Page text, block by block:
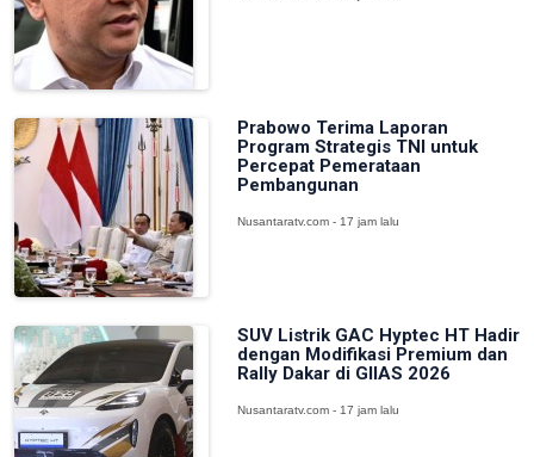
Prabowo Terima Laporan
Program Strategis TNI untuk
Percepat Pemerataan
Pembangunan
Nusantaratv.com - 17 jam lalu
SUV Listrik GAC Hyptec HT Hadir
dengan Modifikasi Premium dan
Rally Dakar di GIIAS 2026
Nusantaratv.com - 17 jam lalu